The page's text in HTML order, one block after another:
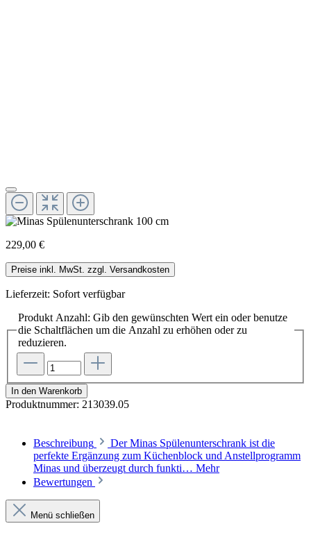
229,00 €
Preise inkl. MwSt. zzgl. Versandkosten
Lieferzeit: Sofort verfügbar
Produkt Anzahl: Gib den gewünschten Wert ein oder benutze
die Schaltflächen um die Anzahl zu erhöhen oder zu
reduzieren.
In den Warenkorb
Produktnummer: 213039.05
Beschreibung
Der Minas Spülenunterschrank ist die
perfekte Ergänzung zum Küchenblock und Anstellprogramm
Minas und überzeugt durch funkti… Mehr
Bewertungen
Menü schließen